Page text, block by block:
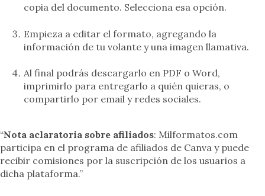
copia del documento. Selecciona esa opción.
Empieza a editar el formato, agregando la
información de tu volante y una imagen llamativa.
Al final podrás descargarlo en PDF o Word,
imprimirlo para entregarlo a quién quieras, o
compartirlo por email y redes sociales.
“Nota aclaratoria sobre afiliados: Milformatos.com
participa en el programa de afiliados de Canva y puede
recibir comisiones por la suscripción de los usuarios a
dicha plataforma.”